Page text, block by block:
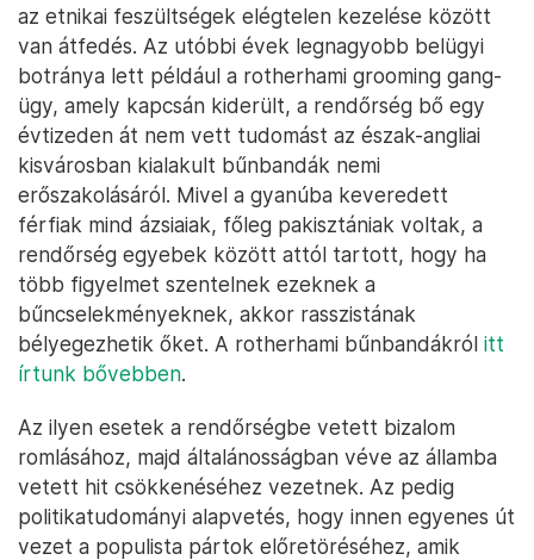
az etnikai feszültségek elégtelen kezelése között
van átfedés. Az utóbbi évek legnagyobb belügyi
botránya lett például a rotherhami grooming gang-
ügy, amely kapcsán kiderült, a rendőrség bő egy
évtizeden át nem vett tudomást az észak-angliai
kisvárosban kialakult bűnbandák nemi
erőszakolásáról. Mivel a gyanúba keveredett
férfiak mind ázsiaiak, főleg pakisztániak voltak, a
rendőrség egyebek között attól tartott, hogy ha
több figyelmet szentelnek ezeknek a
bűncselekményeknek, akkor rasszistának
bélyegezhetik őket. A rotherhami bűnbandákról itt
írtunk bővebben.
Az ilyen esetek a rendőrségbe vetett bizalom
romlásához, majd általánosságban véve az államba
vetett hit csökkenéséhez vezetnek. Az pedig
politikatudományi alapvetés, hogy innen egyenes út
vezet a populista pártok előretöréséhez, amik